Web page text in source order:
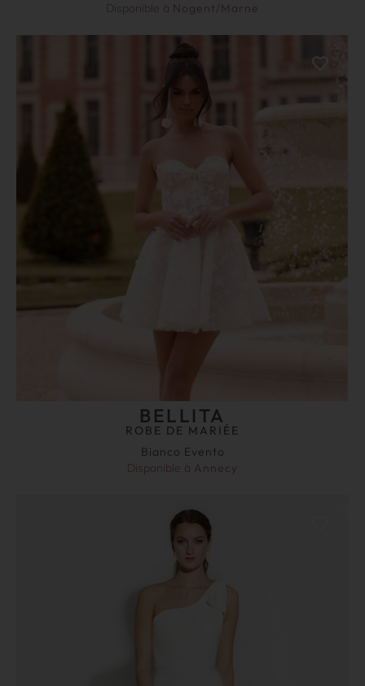
Disponible à Nogent/Marne
BELLITA
ROBE DE MARIÉE
Bianco Evento
Disponible à Annecy